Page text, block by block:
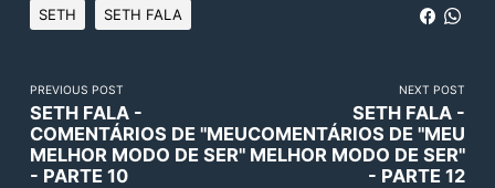
SETH SETH FALA
PREVIOUS POST
SETH FALA -
COMENTÁRIOS DE "MEU
MELHOR MODO DE SER"
- PARTE 10
NEXT POST
SETH FALA -
COMENTÁRIOS DE "MEU
MELHOR MODO DE SER"
- PARTE 12